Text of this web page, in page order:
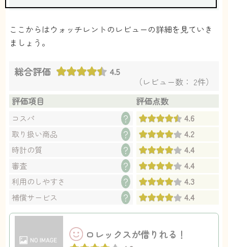
ここからはウォッチレントのレビューの詳細を見ていき
ましょう。
総合評価 4.5
（レビュー数： 2件）
評価項目
評価点数
コスパ ？ 4.6
取り扱い商品 ？ 4.2
時計の質 ？ 4.4
審査 ？ 4.4
利用のしやすさ ？ 4.3
補償サービス ？ 4.4
ロレックスが借りれる！